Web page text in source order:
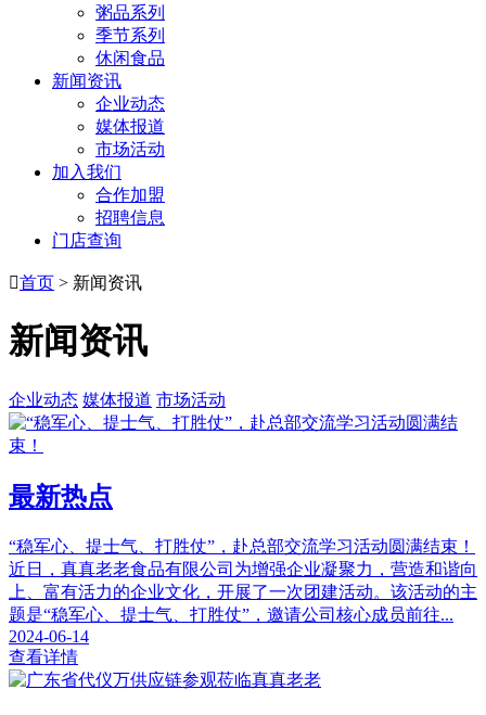
粥品系列
季节系列
休闲食品
新闻资讯
企业动态
媒体报道
市场活动
加入我们
合作加盟
招聘信息
门店查询
首页 > 新闻资讯
新闻资讯
企业动态 媒体报道 市场活动
最新热点
“稳军心、提士气、打胜仗”，赴总部交流学习活动圆满结束！
近日，真真老老食品有限公司为增强企业凝聚力，营造和谐向
上、富有活力的企业文化，开展了一次团建活动。该活动的主
题是“稳军心、提士气、打胜仗”，邀请公司核心成员前往...
2024-06-14
查看详情